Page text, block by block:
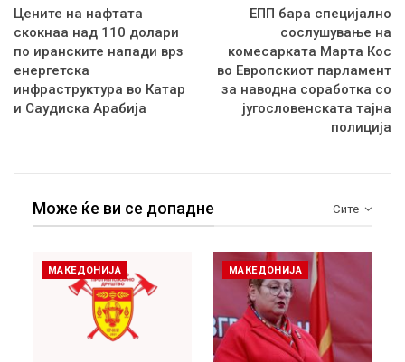
Цените на нафтата
скокнаа над 110 долари
по иранските напади врз
енергетска
инфраструктура во Катар
и Саудиска Арабија
ЕПП бара специјално
сослушување на
комесарката Марта Кос
во Европскиот парламент
за наводна соработка со
југословенската тајна
полиција
Сите
Може ќе ви се допадне
МАКЕДОНИЈА МАКЕДОНИЈА